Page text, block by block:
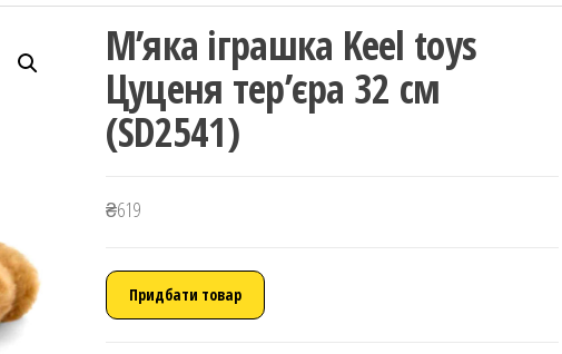
М’яка іграшка Keel toys
Цуценя тер’єра 32 см
(SD2541)
₴619
Придбати товар